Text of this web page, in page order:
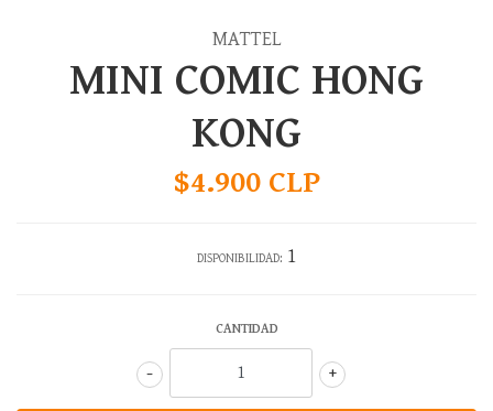
MATTEL
MINI COMIC HONG
KONG
$4.900 CLP
DISPONIBILIDAD: 1
CANTIDAD
+
-